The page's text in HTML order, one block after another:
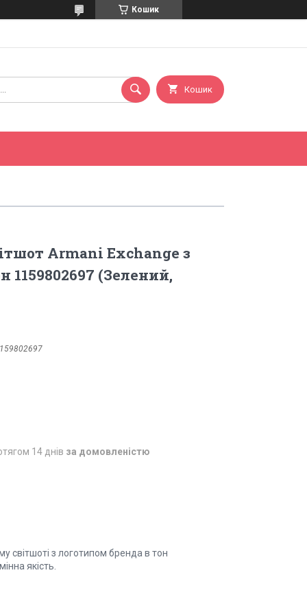
Кошик
Кошик
Armani Exchange з
1159802697 (Зелений,
14 днів за домовленістю
світшоті з логотипом бренда в тон
якість.